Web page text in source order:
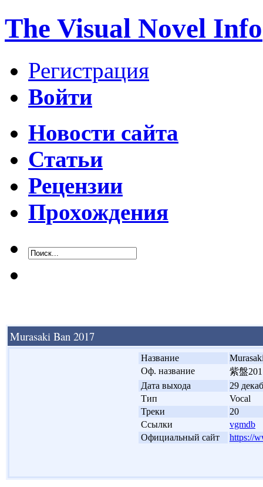
The Visual Novel Info
Регистрация
Войти
Новости сайта
Статьи
Рецензии
Прохождения
Murasaki Ban 2017
Название
Оф. название
紫盤
Дата выхода
29
Тип
Vocal
Треки
20
Ссылки
vgmdb
Официальный сайт https://